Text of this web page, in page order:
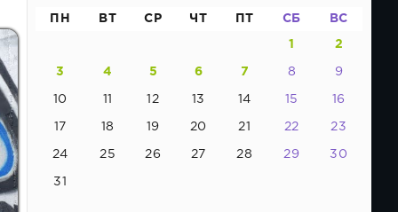
ПН ВТ СР ЧТ ПТ СБ ВС
1 2
3 4 5 6 7 8 9
10 11 12 13 14 15 16
17 18 19 20 21 22 23
24 25 26 27 28 29 30
31